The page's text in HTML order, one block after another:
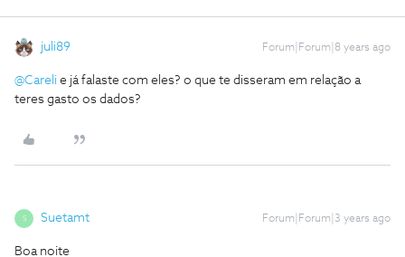
juli89 Forum|Forum|8 years ago
@Careli e já falaste com eles? o que te disseram em relação a
teres gasto os dados?
S Suetamt Forum|Forum|3 years ago
Boa noite